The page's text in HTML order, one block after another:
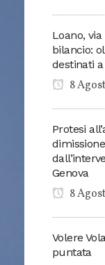
Loano,
bilancio:
destinati
8
Protesi
Genova
8
Volere
puntata